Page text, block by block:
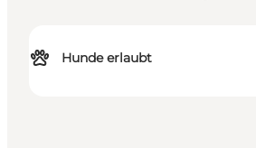
Hunde erlaubt